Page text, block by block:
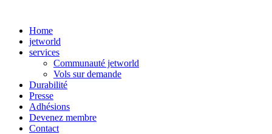
contenuHome
jetworld
services
Communauté jetworld
Vols sur demande
Durabilité
Presse
Adhésions
Devenez membre
Contact